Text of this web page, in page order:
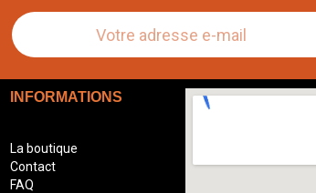
INFORMATIONS
La boutique
Contact
FAQ